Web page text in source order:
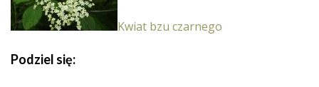
Kwiat bzu czarnego
Podziel się: